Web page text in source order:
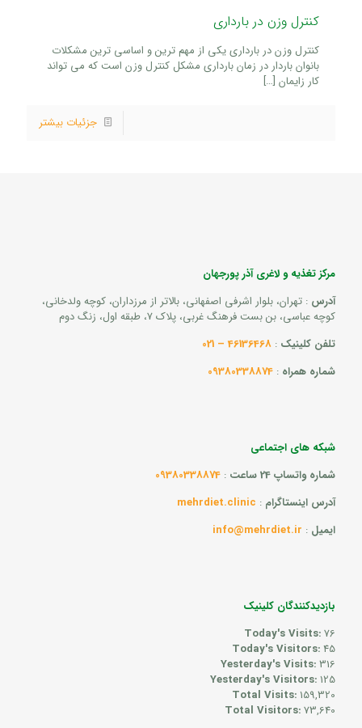
کنترل وزن در بارداری
کنترل وزن در بارداری یکی از مهم ترین و اساسی ترین مشکلات
بانوان باردار در زمان بارداری مشکل کنترل وزن است که می تواند
کار زایمان […]
جزئیات بیشتر
مرکز تغذیه و لاغری آذر پورجهان
آدرس : تهران، بلوار اشرفی اصفهانی، بالاتر از مرزداران، کوچه ولدخانی،
کوچه عباسی، بن بست فرهنگ غربی، پلاک 7، طبقه اول، زنگ دوم
تلفن کلینیک :
46136468 – 021
شماره همراه :
09380338874
شبکه های اجتماعی
شماره واتساپ 24 ساعت
:
09380338874
آدرس اینستاگرام :
mehrdiet.clinic
ایمیل :
info@mehrdiet.ir
بازدیدکنندگان کلینیک
Today's Visits:76
Today's Visitors:45
Yesterday's Visits:316
Yesterday's Visitors:125
Total Visits:159,320
Total Visitors:73,640